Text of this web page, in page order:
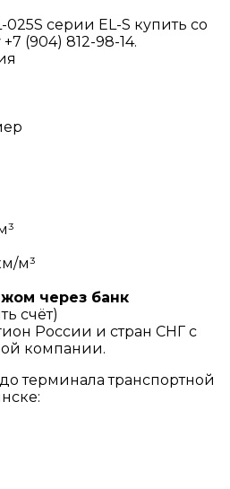
серии EL-S купить со
(904) 812-98-14.
м³
через банк
счёт)
России и стран СНГ с
компании.
терминала транспортной